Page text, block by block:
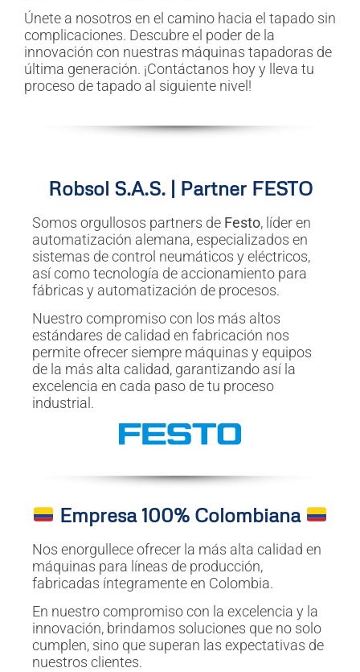
Únete a nosotros en el camino hacia el tapado sin
complicaciones. Descubre el poder de la
innovación con nuestras máquinas tapadoras de
última generación. ¡Contáctanos hoy y lleva tu
proceso de tapado al siguiente nivel!
Robsol S.A.S. | Partner FESTO
Somos orgullosos partners de Festo, líder en
automatización alemana, especializados en
sistemas de control neumáticos y eléctricos,
así como tecnología de accionamiento para
fábricas y automatización de procesos.
Nuestro compromiso con los más altos
estándares de calidad en fabricación nos
permite ofrecer siempre máquinas y equipos
de la más alta calidad, garantizando así la
excelencia en cada paso de tu proceso
industrial.
Empresa 100% Colombiana
Nos enorgullece ofrecer la más alta calidad en
máquinas para líneas de producción,
fabricadas íntegramente en Colombia.
En nuestro compromiso con la excelencia y la
innovación, brindamos soluciones que no solo
cumplen, sino que superan las expectativas de
nuestros clientes.